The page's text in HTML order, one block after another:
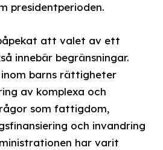
presidentperioden.
att valet av ett
innebär begränsningar.
barns rättigheter
av komplexa och
som fattigdom,
och invandring
har varit